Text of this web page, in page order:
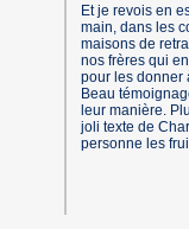
Et je revois en
main, dans les
maisons de
nos frères qui
pour les donner
Beau
leur manière.
joli texte de
personne les